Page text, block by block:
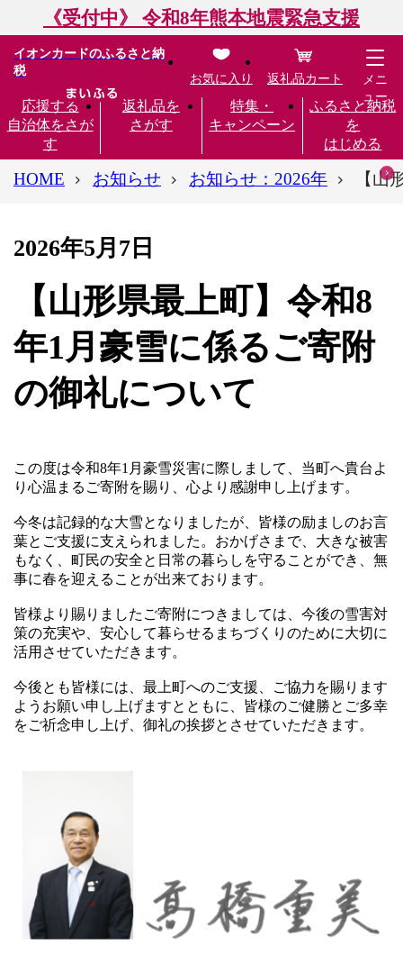
《受付中》 令和8年熊本地震緊急支援
イオンカードのふるさと納
税
応援する
自治体をさが
す
返礼品を
さがす
特集・
キャンペーン
ふるさと納税
を
はじめる
お気に入り 返礼品カート
メニ
ュー
HOME お知らせ お知らせ：2026年 【山
2026年5月7日
【山形県最上町】令和8
年1月豪雪に係るご寄附
の御礼について
この度は令和8年1月豪雪災害に際しまして、当町へ貴台よ
り心温まるご寄附を賜り、心より感謝申し上げます。
今冬は記録的な大雪となりましたが、皆様の励ましのお言
葉とご支援に支えられました。おかげさまで、大きな被害
もなく、町民の安全と日常の暮らしを守ることができ、無
事に春を迎えることが出来ております。
皆様より賜りましたご寄附につきましては、今後の雪害対
策の充実や、安心して暮らせるまちづくりのために大切に
活用させていただきます。
今後とも皆様には、最上町へのご支援、ご協力を賜ります
ようお願い申し上げますとともに、皆様のご健勝とご多幸
をご祈念申し上げ、御礼の挨拶とさせていただきます。